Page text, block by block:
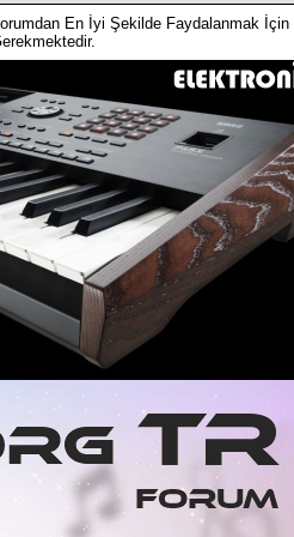
En İyi Şekilde Faydalanmak İçin